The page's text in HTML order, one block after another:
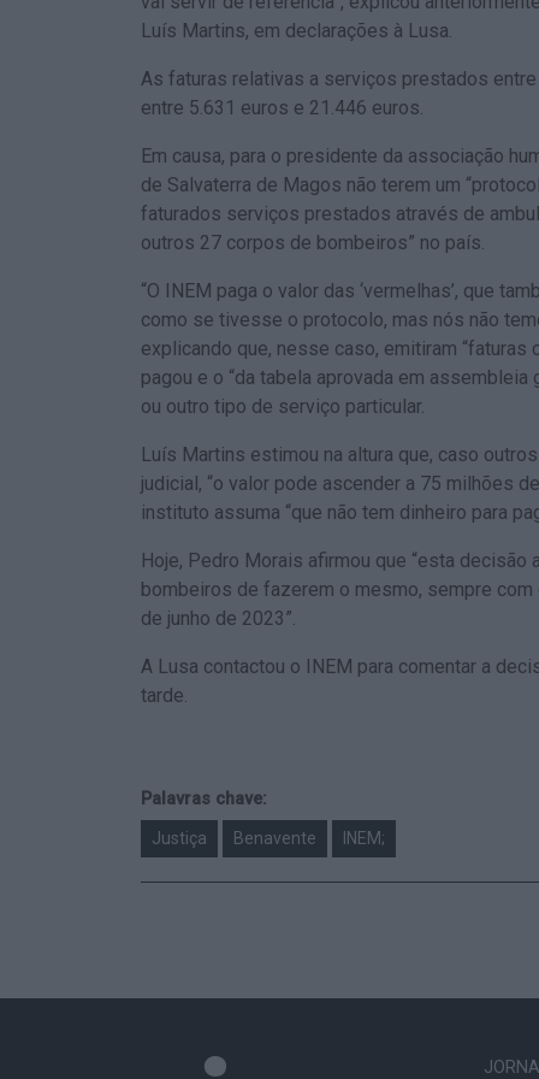
Luís Martins, em declarações à Lusa.
As faturas relativas a serviços prestados
entre 5.631 euros e 21.446 euros.
Em causa, para o presidente da associação
de Salvaterra de Magos não terem um
faturados serviços prestados através de
outros 27 corpos de bombeiros” no país.
“O INEM paga o valor das ‘vermelhas’, que
como se tivesse o protocolo, mas nós não
explicando que, nesse caso, emitiram “faturas
pagou e o “da tabela aprovada em assembleia
ou outro tipo de serviço particular.
Luís Martins estimou na altura que, caso
judicial, “o valor pode ascender a 75 milhões
instituto assuma “que não tem dinheiro para
Hoje, Pedro Morais afirmou que “esta
bombeiros de fazerem o mesmo, sempre
de junho de 2023”.
A Lusa contactou o INEM para comentar a
tarde.
Palavras chave:
Justiça Benavente INEM;